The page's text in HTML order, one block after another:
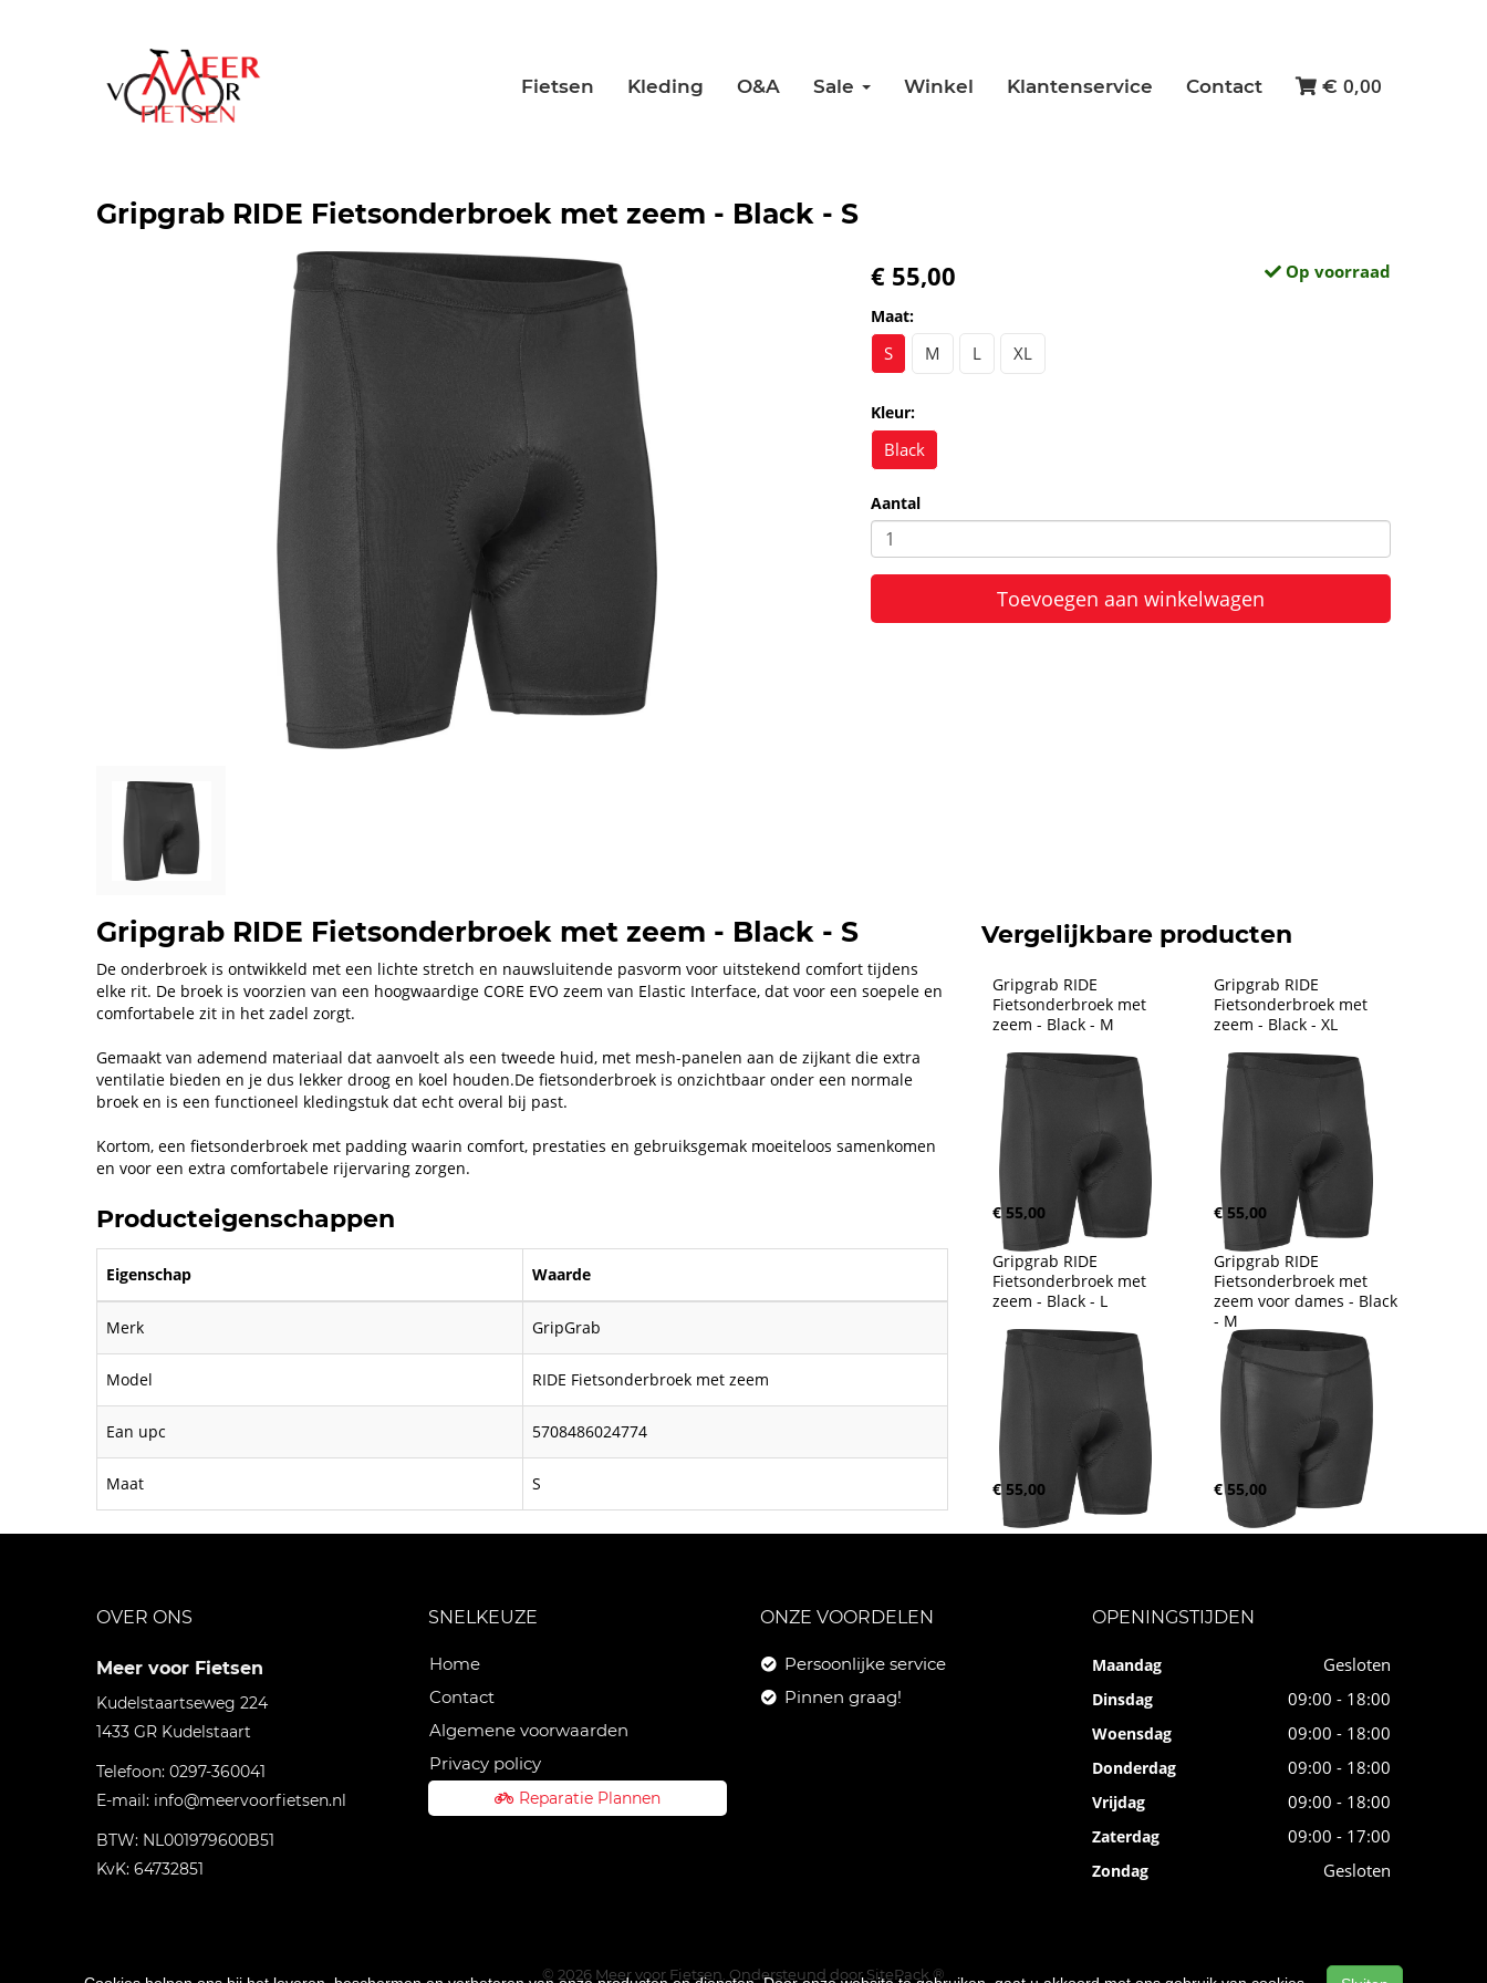
Fietsen Kleding O&A Sale Winkel Klantenservice Contact € 0,00
Gripgrab RIDE Fietsonderbroek met zeem - Black - S
€ 55,00
Op voorraad
Maat:
S M L XL
Kleur:
Black
Aantal
Toevoegen aan winkelwagen
Gripgrab RIDE Fietsonderbroek met zeem - Black - S
De onderbroek is ontwikkeld met een lichte stretch en nauwsluitende pasvorm voor uitstekend comfort tijdens
elke rit. De broek is voorzien van een hoogwaardige CORE EVO zeem van Elastic Interface, dat voor een soepele en
comfortabele zit in het zadel zorgt.
Gemaakt van ademend materiaal dat aanvoelt als een tweede huid, met mesh-panelen aan de zijkant die extra
ventilatie bieden en je dus lekker droog en koel houden.De fietsonderbroek is onzichtbaar onder een normale
broek en is een functioneel kledingstuk dat echt overal bij past.
Kortom, een fietsonderbroek met padding waarin comfort, prestaties en gebruiksgemak moeiteloos samenkomen
en voor een extra comfortabele rijervaring zorgen.
Producteigenschappen
Eigenschap Waarde
Merk GripGrab
Model RIDE Fietsonderbroek met zeem
Ean upc 5708486024774
Maat S
Vergelijkbare producten
Gripgrab RIDE
Fietsonderbroek met
zeem - Black - M
€ 55,00
Gripgrab RIDE
Fietsonderbroek met
zeem - Black - XL
€ 55,00
Gripgrab RIDE
Fietsonderbroek met
zeem - Black - L
€ 55,00
Gripgrab RIDE
Fietsonderbroek met
zeem voor dames - Black
- M
€ 55,00
OVER ONS
Meer voor Fietsen
Kudelstaartseweg 224
1433 GR Kudelstaart
Telefoon: 0297-360041
E-mail: info@meervoorfietsen.nl
BTW: NL001979600B51
KvK: 64732851
SNELKEUZE
Home
Contact
Algemene voorwaarden
Privacy policy
Reparatie Plannen
ONZE VOORDELEN
Persoonlijke service
Pinnen graag!
OPENINGSTIJDEN
Maandag Gesloten
Dinsdag 09:00 - 18:00
Woensdag 09:00 - 18:00
Donderdag 09:00 - 18:00
Vrijdag 09:00 - 18:00
Zaterdag 09:00 - 17:00
Zondag Gesloten
© 2026 Meer voor Fietsen. Ondersteund doorSitePack ®